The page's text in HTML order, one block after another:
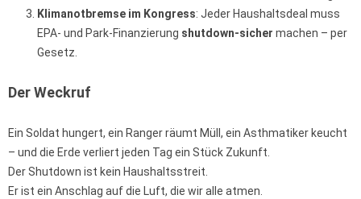
Klimanotbremse im Kongress: Jeder Haushaltsdeal muss
EPA- und Park-Finanzierung shutdown-sicher machen – per
Gesetz.
Der Weckruf
Ein Soldat hungert, ein Ranger räumt Müll, ein Asthmatiker keucht
– und die Erde verliert jeden Tag ein Stück Zukunft.
Der Shutdown ist kein Haushaltsstreit.
Er ist ein Anschlag auf die Luft, die wir alle atmen.